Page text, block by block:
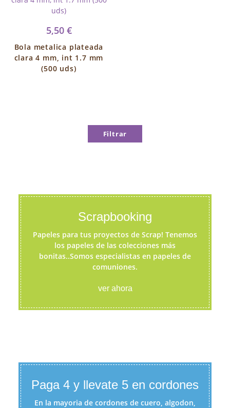
5,50 €
Bola metalica plateada
clara 4 mm, int 1.7 mm
(500 uds)
Filtrar
Scrapbooking
Papeles para tus proyectos de Scrap! Tenemos
los papeles de las colecciones más
bonitas..Somos especialistas en papeles de
comuniones.
ver ahora
Paga 4 y llevate 5 en cordones
En la mayoria de cordones de cuero, algodon,